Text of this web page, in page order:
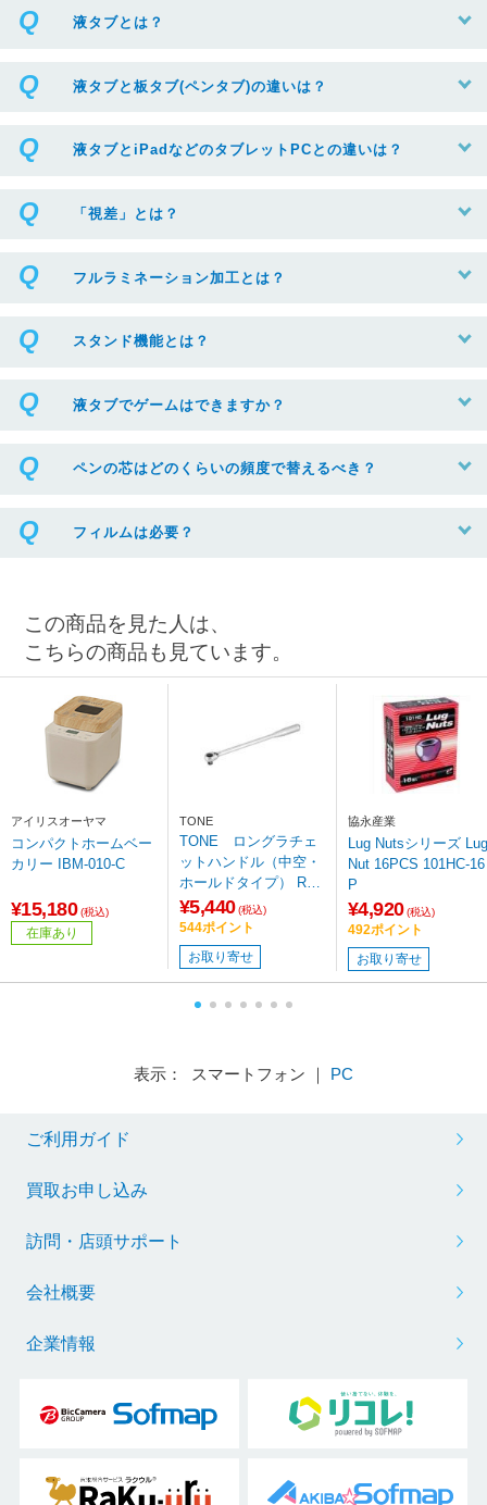
液タブとは？
液タブと板タブ(ペンタブ)の違いは？
液タブとiPadなどのタブレットPCとの違いは？
「視差」とは？
フルラミネーション加工とは？
スタンド機能とは？
液タブでゲームはできますか？
ペンの芯はどのくらいの頻度で替えるべき？
フィルムは必要？
この商品を見た人は、
こちらの商品も見ています。
アイリスオーヤマ
コンパクトホームベー
カリー IBM-010-C
¥15,180 (税込)
在庫あり
TONE
TONE ロングラチェ
ットハンドル（中空・
ホールドタイプ） RH4
HWL
¥5,440 (税込)
544ポイント
お取り寄せ
協永産業
Lug Nutsシリーズ Lug
Nut 16PCS 101HC-16
P
¥4,920 (税込)
492ポイント
お取り寄せ
表示： スマートフォン ｜ PC
ご利用ガイド
買取お申し込み
訪問・店頭サポート
会社概要
企業情報